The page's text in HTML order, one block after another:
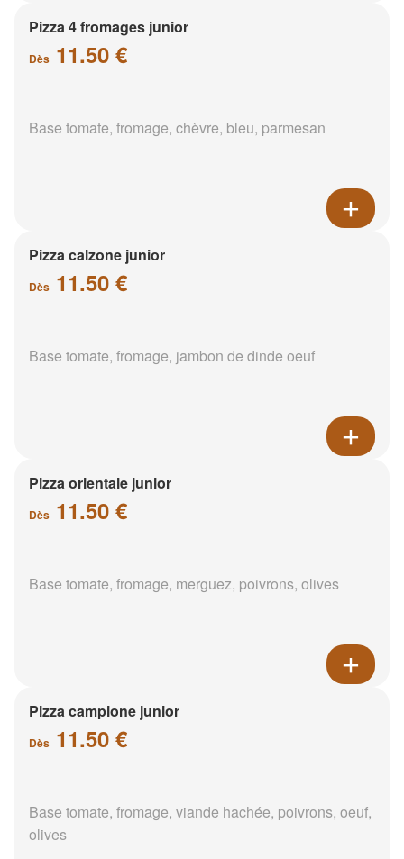
Pizza 4 fromages junior
Dès 11.50 €
Base tomate, fromage, chèvre, bleu, parmesan
Pizza calzone junior
Dès 11.50 €
Base tomate, fromage, jambon de dinde oeuf
Pizza orientale junior
Dès 11.50 €
Base tomate, fromage, merguez, poivrons, olives
Pizza campione junior
Dès 11.50 €
Base tomate, fromage, viande hachée, poivrons, oeuf,
olives